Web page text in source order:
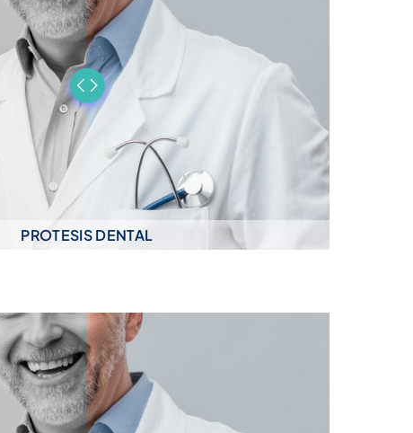
PROTESIS DENTAL